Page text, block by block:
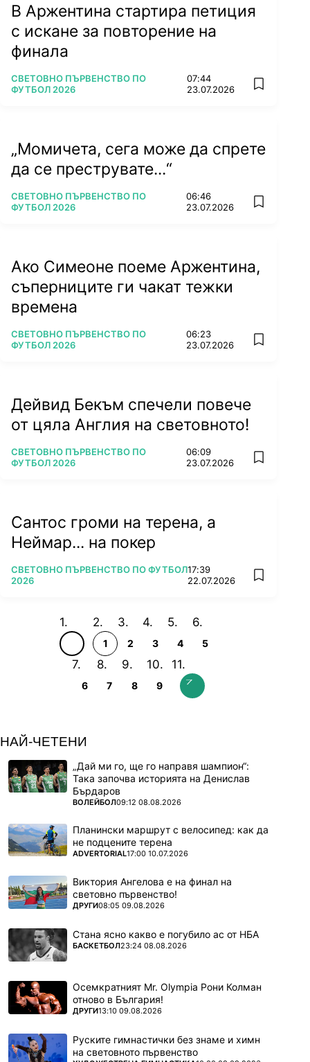
В Аржентина стартира петиция
с искане за повторение на
финала
ПОВЕЧЕ ОТ
СВЕТОВНО ПЪРВЕНСТВО ПО
ФУТБОЛ 2026
07:44
23.07.2026
add
„Момичета, сега може да спрете
да се преструвате...“
ПОВЕЧЕ ОТ
СВЕТОВНО ПЪРВЕНСТВО ПО
ФУТБОЛ 2026
06:46
23.07.2026
add
Ако Симеоне поеме Аржентина,
съперниците ги чакат тежки
времена
ПОВЕЧЕ ОТ
СВЕТОВНО ПЪРВЕНСТВО ПО
ФУТБОЛ 2026
06:23
23.07.2026
add
Дейвид Бекъм спечели повече
от цяла Англия на световното!
ПОВЕЧЕ ОТ
СВЕТОВНО ПЪРВЕНСТВО ПО
ФУТБОЛ 2026
06:09
23.07.2026
add
Сантос громи на терена, а
Неймар... на покер
ПОВЕЧЕ ОТ
СВЕТОВНО ПЪРВЕНСТВО ПО ФУТБОЛ
2026
17:39
22.07.2026
add
1 2 3 4 5
6 7 8 9
НАЙ-ЧЕТЕНИ
„Дай ми го, ще го направя шампион“:
Така започва историята на Денислав
Бърдаров
ПОВЕЧЕ ОТ
ВОЛЕЙБОЛ09:12 08.08.2026
Планински маршрут с велосипед: как да
не подцените терена
ПОВЕЧЕ ОТ
ADVERTORIAL17:00 10.07.2026
Виктория Ангелова е на финал на
световно първенство!
ПОВЕЧЕ ОТ
ДРУГИ08:05 09.08.2026
Стана ясно какво е погубило ас от НБА
ПОВЕЧЕ ОТ
БАСКЕТБОЛ23:24 08.08.2026
Осемкратният Mr. Olympia Рони Колман
отново в България!
ПОВЕЧЕ ОТ
ДРУГИ13:10 09.08.2026
Руските гимнастички без знаме и химн
на световното първенство